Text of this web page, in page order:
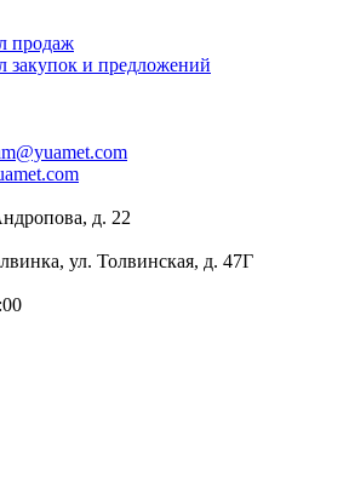
продаж
закупок и предложений
д. 22
ул. Толвинская, д. 47Г